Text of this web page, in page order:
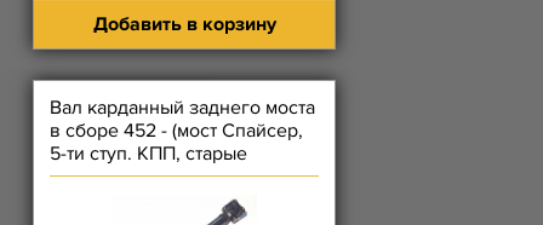
Добавить в корзину
Вал карданный заднего моста
в сборе 452 - (мост Спайсер,
5-ти ступ. КПП, старые
рессоры)